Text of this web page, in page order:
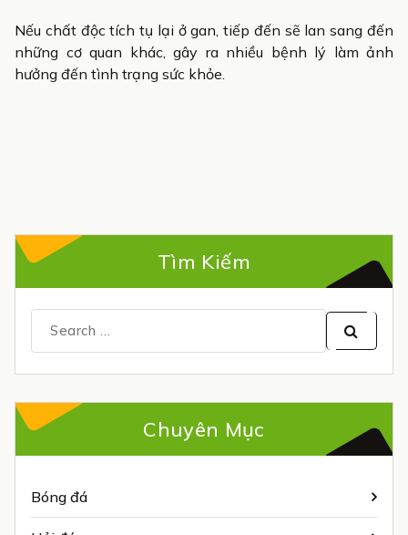
Nếu chất độc tích tụ lại ở gan, tiếp đến sẽ lan sang đến
những cơ quan khác, gây ra nhiều bệnh lý làm ảnh
hưởng đến tình trạng sức khỏe.
Tìm Kiếm
for:
Chuyên Mục
Bóng đá